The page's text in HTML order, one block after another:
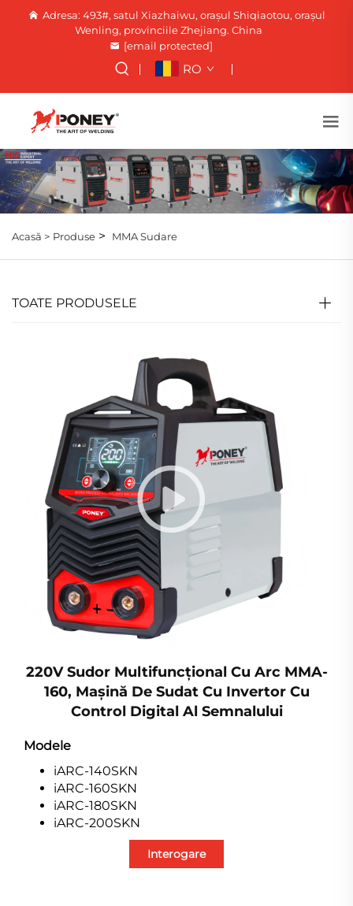
Adresa: 493#, satul Xiazhaiwu, orașul Shiqiaotou, orașul
Wenling, provinciile Zhejiang. China
[email protected]
RO
Acasă > Produse > MMA Sudare
TOATE PRODUSELE
220V Sudor Multifuncțional Cu Arc MMA-
160, Mașină De Sudat Cu Invertor Cu
Control Digital Al Semnalului
Modele
iARC-140SKN
iARC-160SKN
iARC-180SKN
iARC-200SKN
Interogare